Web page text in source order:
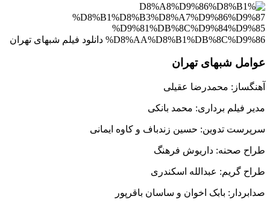
عوامل شبهای تهران
آهنگساز: محمدرضا عقیلی
مدیر فیلم برداری: محمد بانکی
سرپرست تدوین: حسین زندباف و کاوه ایمانی
طراح صحنه: داریوش فرهنگ
طراح گریم: عبدالله اسکندری
صدابردار: بابک اخوان و ساسان باقرپور